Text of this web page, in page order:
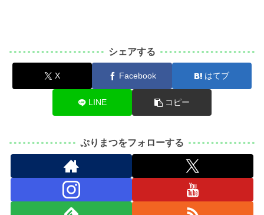
シェアする
X Facebook はてブ
LINE コピー
ぷりまつをフォローする